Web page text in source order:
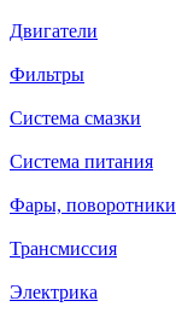
Двигатели
Фильтры
Система смазки
Система питания
Фары, поворотники
Трансмиссия
Электрика